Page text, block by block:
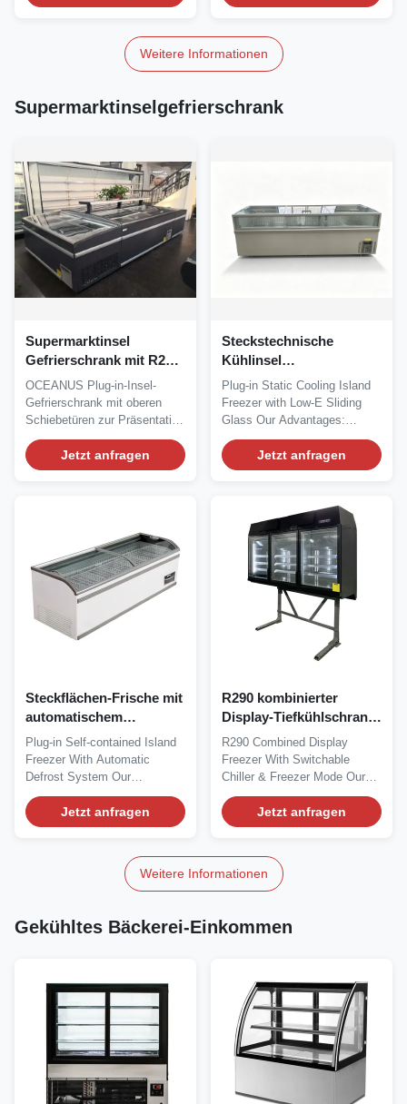
Weitere Informationen
Supermarktinselgefrierschrank
Supermarktinsel
Gefrierschrank mit R290
Kühlmittel statische
Kühlsystem und
digitalen Thermostat
OCEANUS Plug-in-Insel-
Gefrierschrank mit oberen
Schiebetüren zur Präsentation
von Tiefkühlkost....
Jetzt anfragen
Steckstechnische
Kühlinsel
Gefrierschranke mit
Low-E-Schiebeglas
Plug-in Static Cooling Island
Freezer with Low-E Sliding
Glass Our Advantages:
GRACE island...
Jetzt anfragen
Steckflächen-Frische mit
automatischem
Auftauschsystem
Plug-in Self-contained Island
Freezer With Automatic
Defrost System Our
Advantages: VENUS...
Jetzt anfragen
R290 kombinierter
Display-Tiefkühlschrank
mit wechselbarem
Kühler- und
Gefriermodus
R290 Combined Display
Freezer With Switchable
Chiller & Freezer Mode Our
Advantages: The TOP...
Jetzt anfragen
Weitere Informationen
Gekühltes Bäckerei-Einkommen